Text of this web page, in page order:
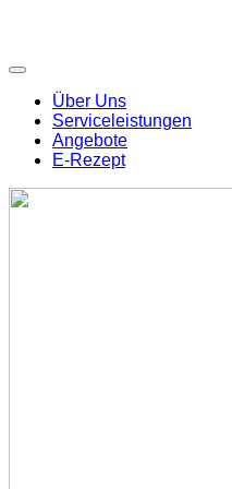
Über Uns
Serviceleistungen
Angebote
E-Rezept